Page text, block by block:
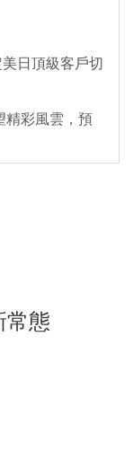
日頂級客戶切
精彩風雲，預
常態